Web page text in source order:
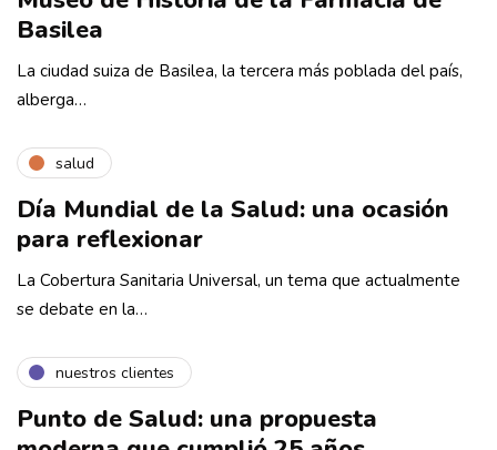
Basilea
La ciudad suiza de Basilea, la tercera más poblada del país,
alberga…
salud
Día Mundial de la Salud: una ocasión
para reflexionar
La Cobertura Sanitaria Universal, un tema que actualmente
se debate en la…
nuestros clientes
Punto de Salud: una propuesta